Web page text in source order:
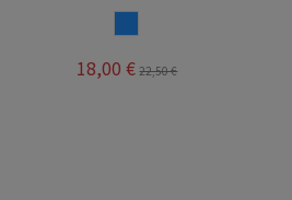
18,00 € 22,50 €